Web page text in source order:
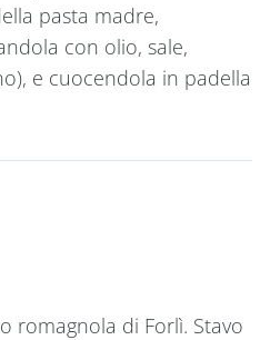
pasta madre,
con olio, sale,
e cuocendola in padella
romagnola di Forlì. Stavo